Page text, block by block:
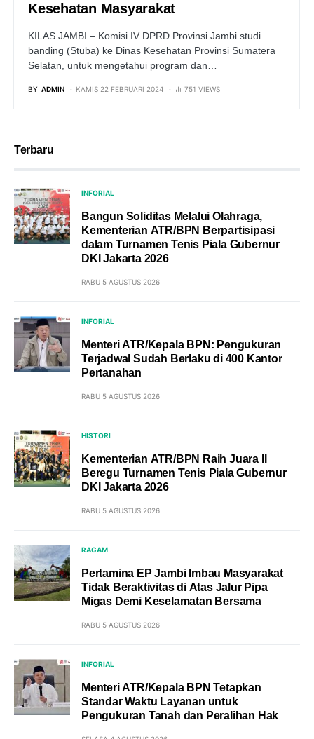
Kesehatan Masyarakat
KILAS JAMBI – Komisi IV DPRD Provinsi Jambi studi
banding (Stuba) ke Dinas Kesehatan Provinsi Sumatera
Selatan, untuk mengetahui program dan…
BY ADMIN KAMIS 22 FEBRUARI 2024 751 VIEWS
Terbaru
INFORIAL
Bangun Soliditas Melalui Olahraga,
Kementerian ATR/BPN Berpartisipasi
dalam Turnamen Tenis Piala Gubernur
DKI Jakarta 2026
RABU 5 AGUSTUS 2026
INFORIAL
Menteri ATR/Kepala BPN: Pengukuran
Terjadwal Sudah Berlaku di 400 Kantor
Pertanahan
RABU 5 AGUSTUS 2026
HISTORI
Kementerian ATR/BPN Raih Juara II
Beregu Turnamen Tenis Piala Gubernur
DKI Jakarta 2026
RABU 5 AGUSTUS 2026
RAGAM
Pertamina EP Jambi Imbau Masyarakat
Tidak Beraktivitas di Atas Jalur Pipa
Migas Demi Keselamatan Bersama
RABU 5 AGUSTUS 2026
INFORIAL
Menteri ATR/Kepala BPN Tetapkan
Standar Waktu Layanan untuk
Pengukuran Tanah dan Peralihan Hak